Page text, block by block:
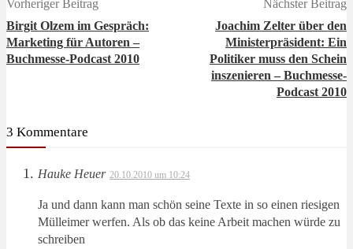
Vorheriger Beitrag
Birgit Olzem im Gespräch:
Marketing für Autoren –
Buchmesse-Podcast 2010
Nächster Beitrag
Joachim Zelter über den
Ministerpräsident: Ein
Politiker muss den Schein
inszenieren – Buchmesse-
Podcast 2010
3 Kommentare
Hauke Heuer 20.10.2010 um 10:24
Ja und dann kann man schön seine Texte in so einen riesigen
Mülleimer werfen. Als ob das keine Arbeit machen würde zu
schreiben